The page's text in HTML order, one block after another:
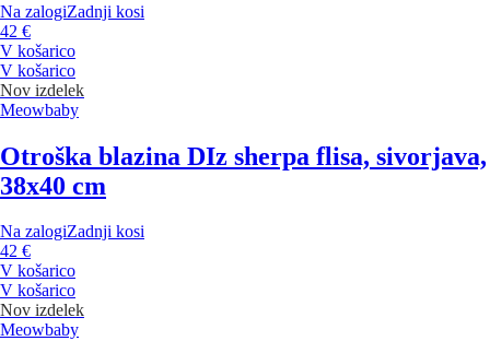
Na zalogiZadnji kosi
42 €
V košarico
V košarico
Nov izdelek
Meowbaby
Otroška blazina DIz sherpa flisa, sivorjava,
38x40 cm
Na zalogiZadnji kosi
42 €
V košarico
V košarico
Nov izdelek
Meowbaby